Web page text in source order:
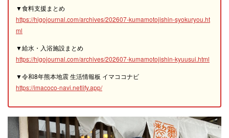
▼食料支援まとめ
https://higojournal.com/archives/202607-kumamotojishin-syokuryou.ht
ml
▼給水・入浴施設まとめ
https://higojournal.com/archives/202607-kumamotojishin-kyuusui.html
▼令和8年熊本地震 生活情報板 イマココナビ
https://imacoco-navi.netlify.app/